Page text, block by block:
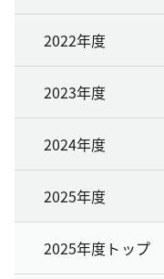
2022年度
2023年度
2024年度
2025年度
2025年度トップ